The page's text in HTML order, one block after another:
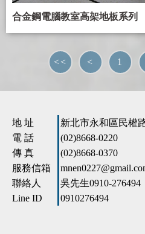
合金鋼電腦教室高架地板系列
<< < 1
地 址
新北市永和區民權
電 話
(02)8668-0220
傳 真
(02)8668-0370
服務信箱
聯絡人
吳先生0910-276494
Line ID
0910276494